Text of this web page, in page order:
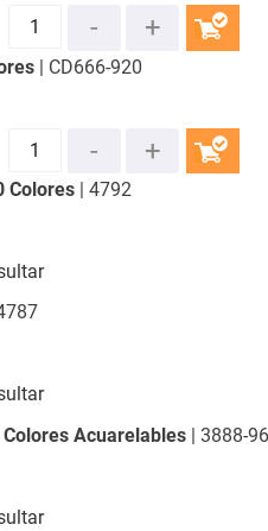
| CD666-920
Colores| 4792
Acuarelables| 3888-